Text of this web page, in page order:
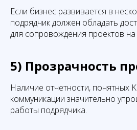
Если бизнес развивается в
подрядчик должен обладать
для сопровождения проектов
5) Прозрачность
Наличие отчетности, понятных
коммуникации значительно
работы подрядчика.